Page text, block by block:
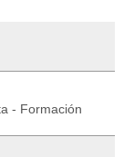
- Formación